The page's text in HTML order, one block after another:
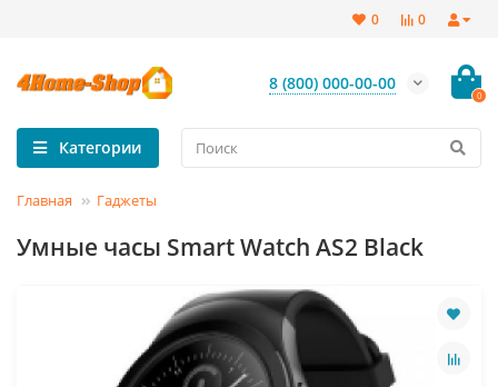
0
0
8 (800) 000-00-00
0
Категории
Главная Гаджеты
Умные часы Smart Watch AS2 Black